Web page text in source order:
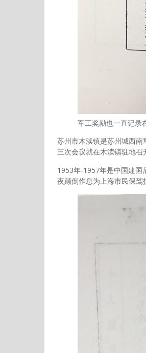
军工奖励也一直记录
苏州市木渎镇是苏州城西
三次会议就在木渎镇驻地召
1953年-1957年是中国建国
夜颠倒作息为上海市民保驾